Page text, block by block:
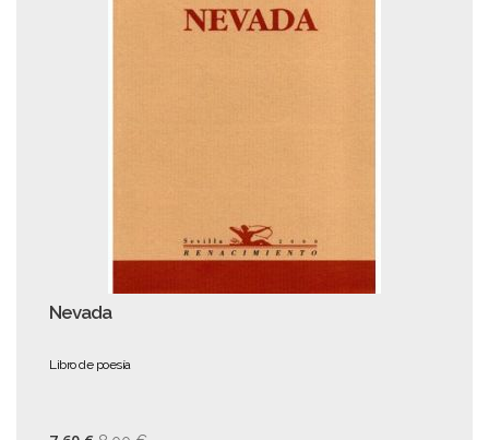
Nevada
Libro de poesía